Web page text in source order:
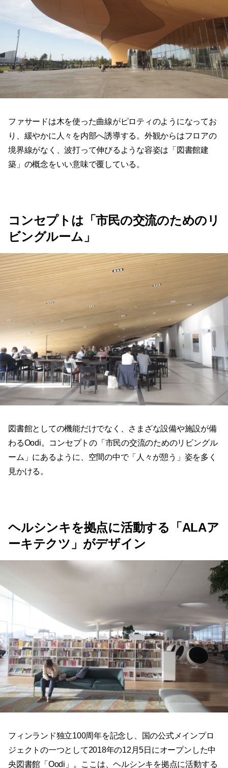
ファサードは木を使った曲線がピロティのようになってお
り、緩やかに人々を内部へ誘導する。外観からはフロアの
境界線がなく、波打って伸びるような容姿は「図書館建
築」の概念をいい意味で覆している。
コンセプトは「市民の交流のためのリ
ビングルーム」
図書館としての機能だけでなく、さまざな設備や施設が備
わるOodi。コンセプトの「市民の交流のためのリビングル
ーム」にあるように、空間の中で「人々が憩う」姿を多く
見かける。
ヘルシンキを拠点に活動する「ALAア
ーキテクツ」がデザイン
フィンランド独立100周年を記念し、国の公式メインプロ
ジェクトの一つとして2018年の12月5日にオープンした中
央図書館「Oodi」。ここは、ヘルシンキを拠点に活動する